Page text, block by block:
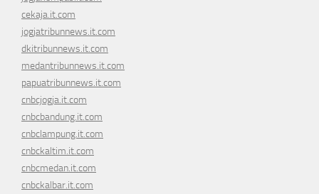
cekaja.it.com
jogjatribunnews.it.com
dkitribunnews.it.com
medantribunnews.it.com
papuatribunnews.it.com
cnbcjogja.it.com
cnbcbandung.it.com
cnbclampung.it.com
cnbckaltim.it.com
cnbcmedan.it.com
cnbckalbar.it.com